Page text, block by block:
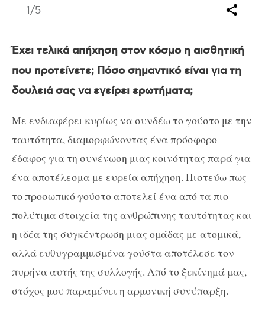
1/5
Έχει τελικά απήχηση στον κόσμο η αισθητική
που προτείνετε; Πόσο σημαντικό είναι για τη
δουλειά σας να εγείρει ερωτήματα;
Με ενδιαφέρει κυρίως να συνδέω το γούστο με την
ταυτότητα, διαμορφώνοντας ένα πρόσφορο
έδαφος για τη συνένωση μιας κοινότητας παρά για
ένα αποτέλεσμα με ευρεία απήχηση. Πιστεύω πως
το προσωπικό γούστο αποτελεί ένα από τα πιο
πολύτιμα στοιχεία της ανθρώπινης ταυτότητας και
η ιδέα της συγκέντρωση μιας ομάδας με ατομικά,
αλλά ευθυγραμμισμένα γούστα αποτέλεσε τον
πυρήνα αυτής της συλλογής. Από το ξεκίνημά μας,
στόχος μου παραμένει η αρμονική συνύπαρξη.